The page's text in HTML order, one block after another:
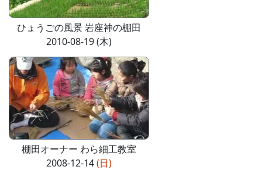
ひょうごの風景 岩座神の棚田
2010-08-19 (木)
棚田オーナー わら細工教室
2008-12-14(日)